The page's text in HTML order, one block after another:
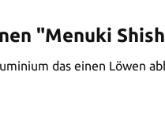
"Menuki
das einen Löwen